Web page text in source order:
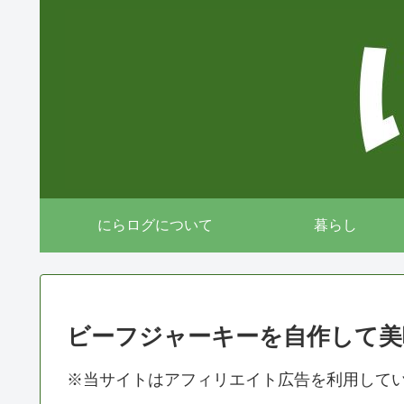
にらログについて 暮らし
ビーフジャーキーを自作して
※当サイトはアフィリエイト広告を利用して